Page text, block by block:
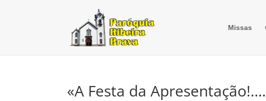
Missas
«A Festa da